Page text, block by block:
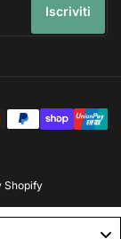
Iscriviti
Shopify